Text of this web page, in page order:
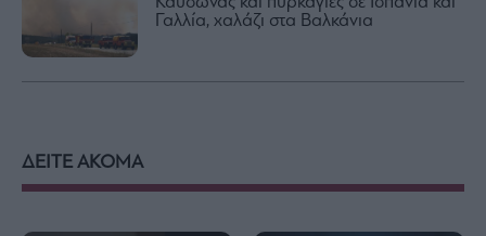
Γαλλία, χαλάζι στα Βαλκάνια
ΔΕΙΤΕ ΑΚΟΜΑ